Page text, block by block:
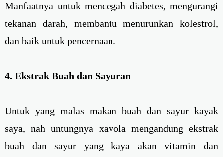
Manfaatnya untuk mencegah diabetes, mengurangi
tekanan darah, membantu menurunkan kolestrol,
dan baik untuk pencernaan.
4. Ekstrak Buah dan Sayuran
Untuk yang malas makan buah dan sayur kayak
saya, nah untungnya xavola mengandung ekstrak
buah dan sayur yang kaya akan vitamin dan